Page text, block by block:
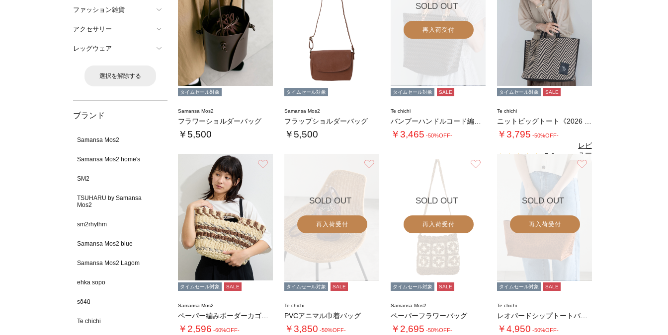
ファッション雑貨
アクセサリー
レッグウェア
選択を解除する
ブランド
Samansa Mos2
Samansa Mos2 home's
SM2
TSUHARU by Samansa
Mos2
sm2rhythm
Samansa Mos2 blue
Samansa Mos2 Lagom
ehka sopo
sō4ū
Te chichi
タイムセール対象
Samansa Mos2
フラワーショルダーバッグ
￥5,500
タイムセール対象
Samansa Mos2
フラップショルダーバッグ
￥5,500
SOLD OUT
再入荷受付
タイムセール対象 SALE
Te chichi
￥3,465 -50%OFF-
タイムセール対象 SALE
Te chichi
￥3,795 -50%OFF-
5.0 （1）
レビ
ュー
を見
る
タイムセール対象 SALE
Samansa Mos2
￥2,596 -60%OFF-
SOLD OUT
再入荷受付
タイムセール対象 SALE
Te chichi
PVCアニマル巾着バッグ
￥3,850 -50%OFF-
SOLD OUT
再入荷受付
タイムセール対象 SALE
Samansa Mos2
ペーパーフラワーバッグ
￥2,695 -50%OFF-
SOLD OUT
再入荷受付
タイムセール対象 SALE
Te chichi
レオパードシップトートバッグ
￥4,950 -50%OFF-